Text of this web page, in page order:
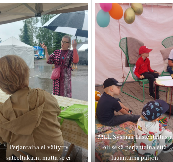
Perjantaina ei vältytty
sateeltakaan, mutta se ei
MLL Sysmän Lastenteltassa
oli sekä perjantaina että
lauantaina paljon